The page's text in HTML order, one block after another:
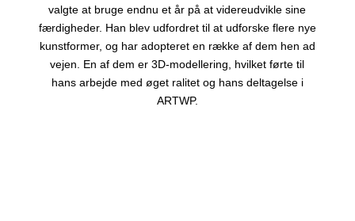
valgte at bruge endnu et år på at videreudvikle sine
færdigheder. Han blev udfordret til at udforske flere nye
kunstformer, og har adopteret en række af dem hen ad
vejen. En af dem er 3D-modellering, hvilket førte til
hans arbejde med øget ralitet og hans deltagelse i
ARTWP.